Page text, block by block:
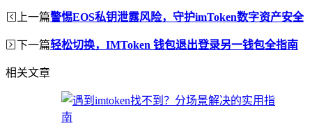
上一篇警惕EOS私钥泄露风险，守护imToken数字资产安全
下一篇轻松切换，IMToken 钱包退出登录另一钱包全指南
相关文章